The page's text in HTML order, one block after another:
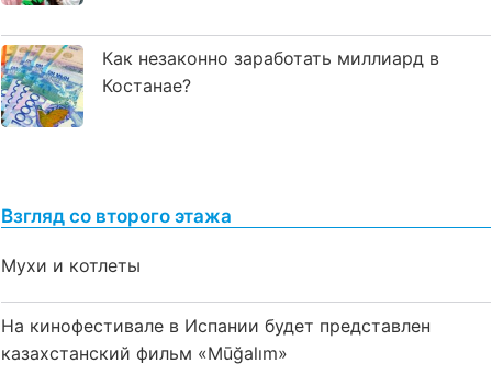
Как незаконно заработать миллиард в
Костанае?
Взгляд со второго этажа
Мухи и котлеты
На кинофестивале в Испании будет представлен
казахстанский фильм «Mūğalım»